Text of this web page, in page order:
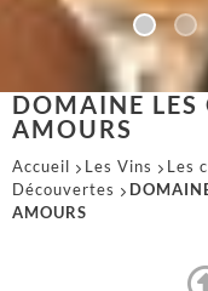
DOMAINE LES
AMOURS
Accueil Les Vins
Les
Découvertes
AMOURS